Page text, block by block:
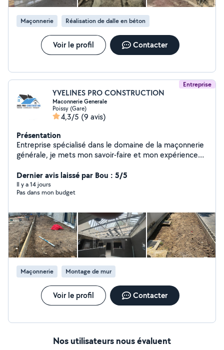
Maçonnerie Réalisation de dalle en béton
Voir le profil Contacter
Entreprise
YVELINES PRO CONSTRUCTION
Maconnerie Generale
Poissy (Gare)
4,3/5 (9 avis)
Présentation
Entreprise spécialisé dans le domaine de la maçonnerie
générale, je mets mon savoir-faire et mon expérience
rénovation. Mon entreprise intervient dans divers
domaines, notamment la rénovation intérieure et
extérieure, les travaux de démolition, la pose de
de la qualité du travail réalisé, je m'engage à fournir des
prestations soignées, durables et adaptées aux besoins
de chaque client. À l'écoute, réactif et rigoureux, je vous
accompagne tout au long de votre projet, de sa
conception jusqu'à sa réalisation, en vous apportant des
conseils personnalisés. Pour toute demande
d'information ou de devis, n'hésitez pas à me contacter.
Cordialement.
Dernier avis laissé par Bou : 5/5
Il y a 14 jours
Pas dans mon budget
Maçonnerie Montage de mur
Voir le profil Contacter
Nos utilisateurs nous évaluent